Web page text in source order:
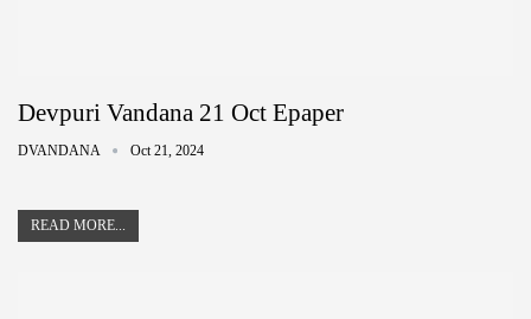
Devpuri Vandana 21 Oct Epaper
DVANDANA Oct 21, 2024
READ MORE...